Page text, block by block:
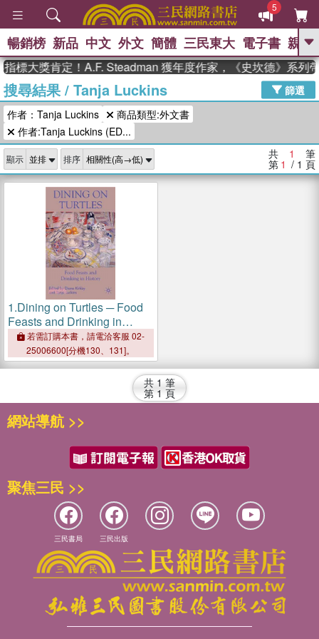
5
GO
熱搜： 高希均教授回憶錄
、 The Odyssey 、 父親節 、 如果歷
史是一群喵
登輝時代 、 數學女孩：黎曼猜想 、
偉大的迷走神經
暢銷榜 新品 中文 外文 簡體 三民東大 電子書 親子
標大獎肯定！A.F. Steadman 獲年度作家，《史坎德》系列
搜尋結果/ Tanja Luckins
篩選
作者：Tanja Luckins
商品類型:外文書
作者:Tanja Luckins (ED...
顯示 排序 共 1 筆
第 1 / 1 頁
1.Dining on Turtles ─ Food
Feasts and Drinking in
History
若需訂購本書，請電洽客服 02-
25006600[分機130、131]。
共 1 筆
第 1 頁
網站導航 >>
聚焦三民 >>
三民書局 三民出版